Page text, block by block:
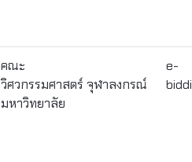
คณะ
วิศวกรรมศาสตร์ จุฬาลงกรณ์
มหาวิทยาลัย
e-